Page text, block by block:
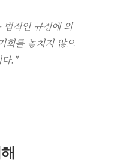
법적인 규정에 의
회를 놓치지 않으
."